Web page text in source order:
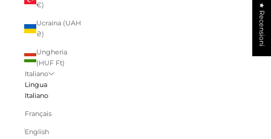
€)
Ucraina (UAH
₴)
Ungheria
(HUF Ft)
Italiano
Lingua
Italiano
Français
English
★ Recensioni